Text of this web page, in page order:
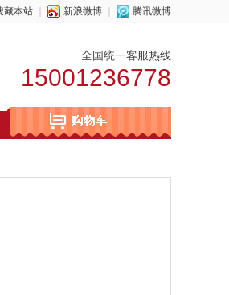
藏本站 新浪微博 腾讯微博
全国统一客服热线
15001236778